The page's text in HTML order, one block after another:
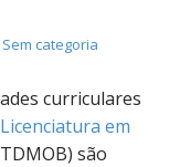
Sem categoria
curriculares
Licenciatura em
são